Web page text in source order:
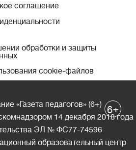
соглашение
обработки и защиты
cookie-файлов
«Газета педагогов» (6+)
14 декабря 2018 года
ЭЛ № ФС77-74596
образовательный центр
6+